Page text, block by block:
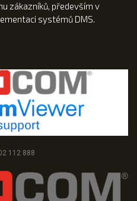
zákazníků, především v
systémů DMS.
112 888